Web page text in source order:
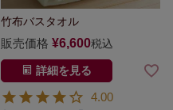
竹布バスタオル
販売価格 ¥6,600税込
詳細を見る
4.00